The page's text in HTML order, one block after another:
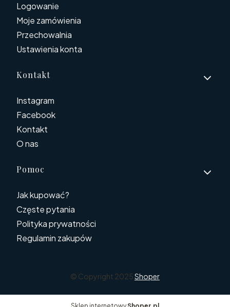
Logowanie
Moje zamówienia
Przechowalnia
Ustawienia konta
Kontakt
Instagram
Facebook
Kontakt
O nas
Pomoc
Jak kupować?
Częste pytania
Polityka prywatności
Regulamin zakupów
© Copyright 2025Shoper